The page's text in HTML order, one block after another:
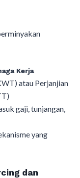
Kerja
atau Perjanjian
gaji, tunjangan,
yang
dan